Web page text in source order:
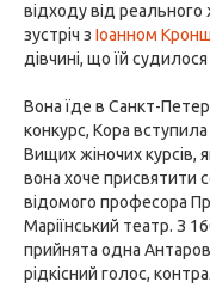
відходу від
зустріч з Іоанном
дівчині, що їй
Вона їде в Санкт-
конкурс, Кора
Вищих жіночих курсів,
вона хоче присвятити
відомого професора
Маріїнський театр. З
прийнята одна
рідкісний голос,